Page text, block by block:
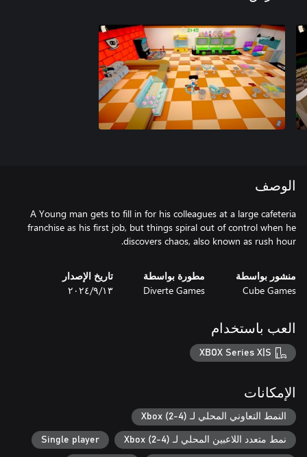
الوصف
A Young man gets to fill in for his colleagues at a large cafeteria
franchise as his first job, but things spiral out of control when he
discovers chaos, also known as rush hour.
منشور بواسطة
Cube Games
مطورة بواسطة
Diverte Games
تاريخ الإصدار
١٣‏/٩‏/٢٠٢٤
العب باستخدام
XBOX Series X|S
الإمكانات
النمط التعاوني المحلي لـ Xbox (2-4)
نمط متعدد اللاعبين المحلي لـ Xbox (2-4) Single player